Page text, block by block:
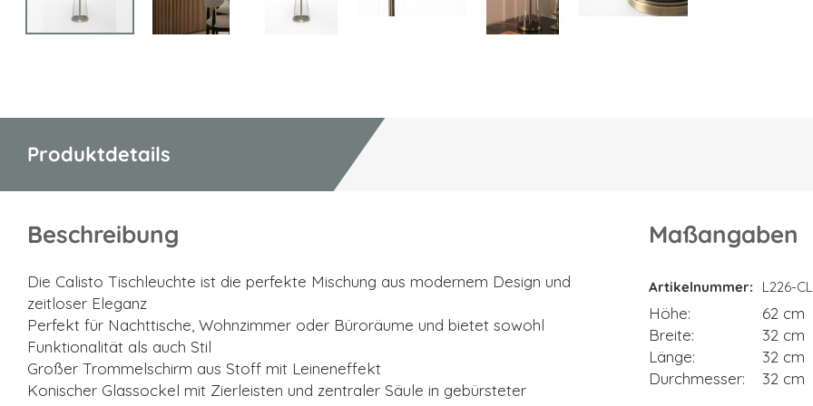
Bildgalerie
Produktdetails
Beschreibung
Die Calisto Tischleuchte ist die perfekte Mischung aus modernem Design und
zeitloser Eleganz
Perfekt für Nachttische, Wohnzimmer oder Büroräume und bietet sowohl
Funktionalität als auch Stil
Großer Trommelschirm aus Stoff mit Leineneffekt
Konischer Glassockel mit Zierleisten und zentraler Säule in gebürsteter
Maßangaben
Maßangaben
Artikelnummer L226-
Höhe
62 cm
Breite
32 cm
Länge
32 cm
Durchmesser
32 cm